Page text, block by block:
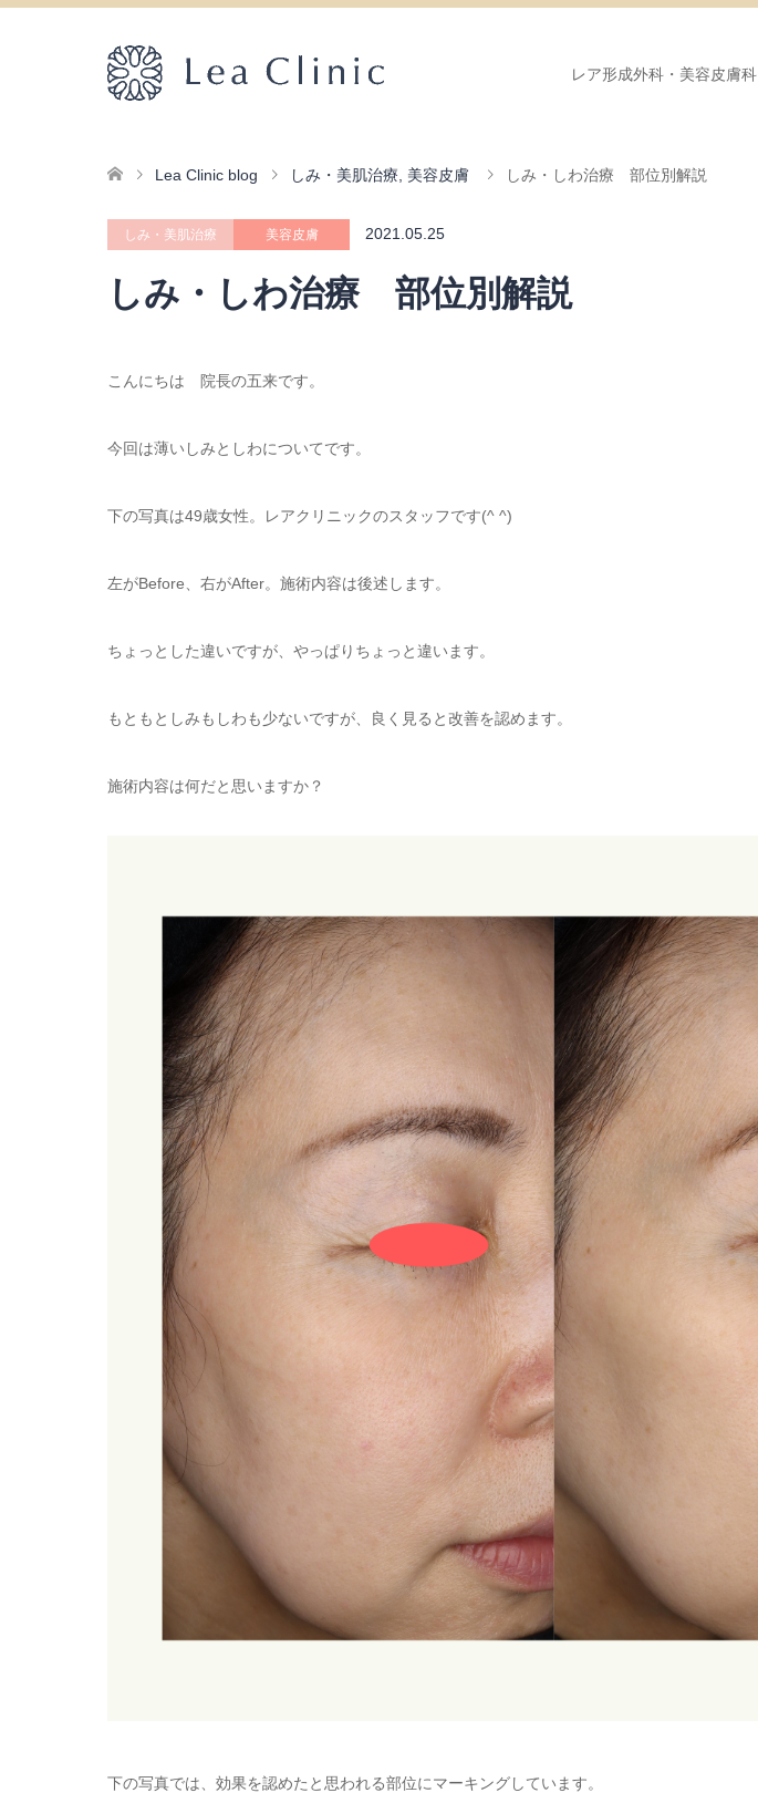
レア形成外科・美容皮膚科
Lea Clinic blog しみ・美肌治療 美容皮膚 しみ・しわ治療 部位別解説
しみ・美肌治療 美容皮膚 2021.05.25
しみ・しわ治療 部位別解説
こんにちは 院長の五来です。
今回は薄いしみとしわについてです。
下の写真は49歳女性。レアクリニックのスタッフです(^ ^)
左がBefore、右がAfter。施術内容は後述します。
ちょっとした違いですが、やっぱりちょっと違います。
もともとしみもしわも少ないですが、良く見ると改善を認めます。
施術内容は何だと思いますか？
下の写真では、効果を認めたと思われる部位にマーキングしています。